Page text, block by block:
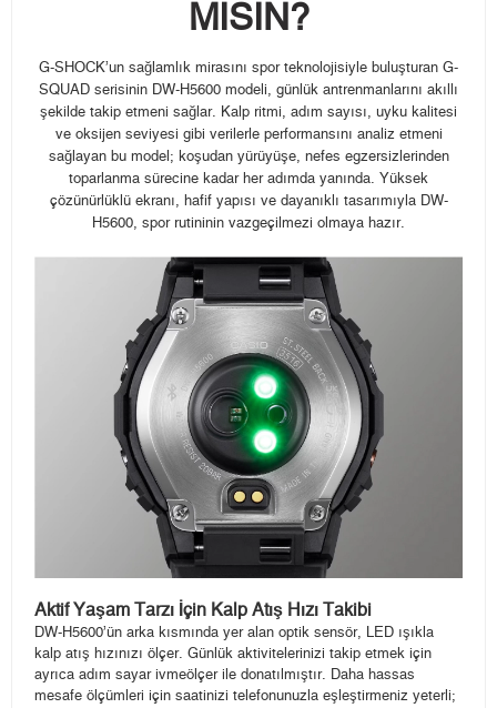
MISIN?
G-SHOCK’un sağlamlık mirasını spor teknolojisiyle buluşturan G-
SQUAD serisinin DW-H5600 modeli, günlük antrenmanlarını akıllı
şekilde takip etmeni sağlar. Kalp ritmi, adım sayısı, uyku kalitesi
ve oksijen seviyesi gibi verilerle performansını analiz etmeni
sağlayan bu model; koşudan yürüyüşe, nefes egzersizlerinden
toparlanma sürecine kadar her adımda yanında. Yüksek
çözünürlüklü ekranı, hafif yapısı ve dayanıklı tasarımıyla DW-
H5600, spor rutininin vazgeçilmezi olmaya hazır.
Aktif Yaşam Tarzı İçin Kalp Atış Hızı Takibi
DW-H5600’ün arka kısmında yer alan optik sensör, LED ışıkla
kalp atış hızınızı ölçer. Günlük aktivitelerinizi takip etmek için
ayrıca adım sayar ivmeölçer ile donatılmıştır. Daha hassas
mesafe ölçümleri için saatinizi telefonunuzla eşleştirmeniz yeterli;